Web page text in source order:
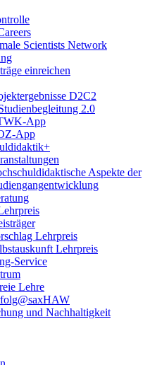
Scientists Network
einreichen
D2C2
2.0
App
App
Aspekte der
Lehrpreis
Lehrpreis
Service
Lehre
und Nachhaltigkeit